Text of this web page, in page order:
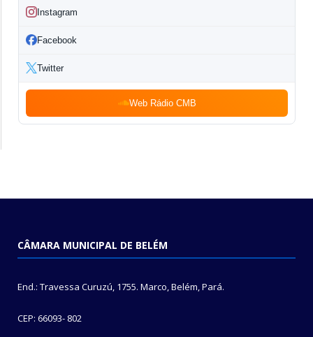
Instagram
Facebook
Twitter
Web Rádio CMB
CÂMARA MUNICIPAL DE BELÉM
End.: Travessa Curuzú, 1755. Marco, Belém, Pará.
CEP: 66093- 802